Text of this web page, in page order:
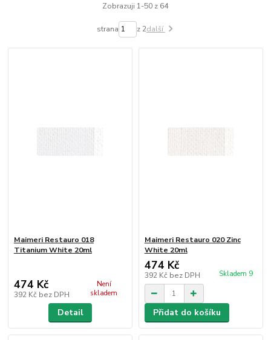
Zobrazuji 1-50 z 64
strana z 2další
Maimeri Restauro 018
Titanium White 20ml
474 Kč
392 Kč bez DPH
Není
skladem
Detail
Maimeri Restauro 020 Zinc
White 20ml
474 Kč
392 Kč bez DPH Skladem 9
Přidat do košíku